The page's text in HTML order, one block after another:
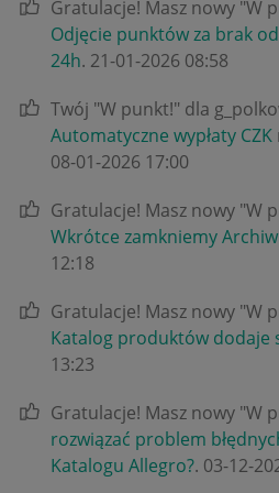
Gratulacje! Masz nowy "W
Odjęcie punktów za brak
24h. ‎21-01-2026 08:58
Twój "W punkt!" dla
Automatyczne wypłaty CZK
‎08-01-2026 17:00
Gratulacje! Masz nowy "W
Wkrótce zamkniemy
12:18
Gratulacje! Masz nowy "W
Katalog produktów dodaje
13:23
Gratulacje! Masz nowy "W
rozwiązać problem
Katalogu Allegro?. ‎03-12-